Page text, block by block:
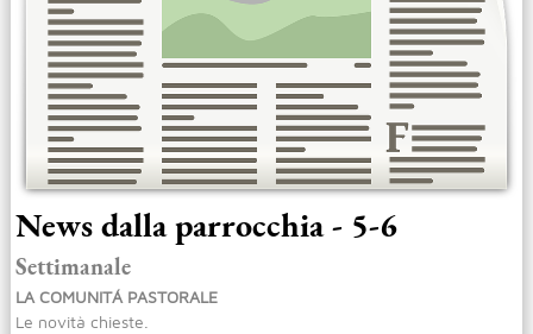
News dalla parrocchia - 5-6
Settimanale
LA COMUNITÁ PASTORALE
Le novità chieste.